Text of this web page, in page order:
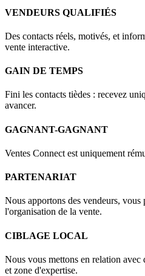
VENDEURS QUALIFIÉS
Des contacts réels, motivés, et
vente interactive.
GAIN DE TEMPS
Fini les contacts tièdes : recevez
avancer.
GAGNANT-GAGNANT
Ventes Connect est uniquement
PARTENARIAT
Nous apportons des vendeurs, vous
l'organisation de la vente.
CIBLAGE LOCAL
Nous vous mettons en relation avec
et zone d'expertise.